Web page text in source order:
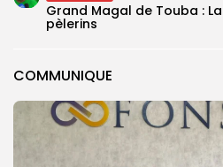
COMMUNIQUE
Grand Magal de Touba :
pèlerins